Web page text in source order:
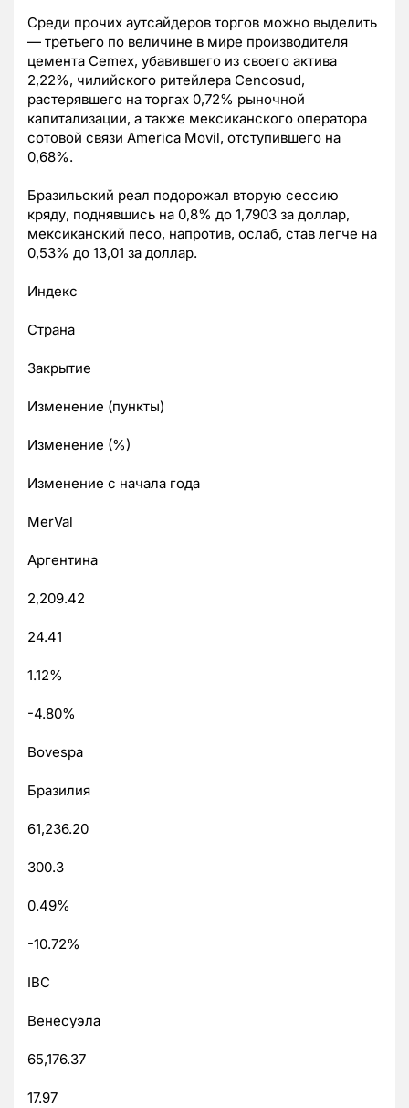
Среди прочих аутсайдеров торгов можно выделить
— третьего по величине в мире производителя
цемента Cemex, убавившего из своего актива
2,22%, чилийского ритейлера Cencosud,
растерявшего на торгах 0,72% рыночной
капитализации, а также мексиканского оператора
сотовой связи America Movil, отступившего на
0,68%.
Бразильский реал подорожал вторую сессию
кряду, поднявшись на 0,8% до 1,7903 за доллар,
мексиканский песо, напротив, ослаб, став легче на
0,53% до 13,01 за доллар.
Индекс
Страна
Закрытие
Изменение (пункты)
Изменение (%)
Изменение с начала года
MerVal
Аргентина
2,209.42
24.41
1.12%
-4.80%
Bovespa
Бразилия
61,236.20
300.3
0.49%
-10.72%
IBC
Венесуэла
65,176.37
17.97